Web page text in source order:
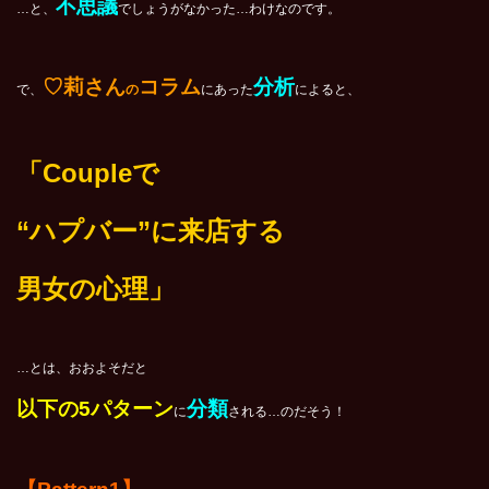
…と、 不思議でしょうがなかった…わけなのです。
で、 ♡莉さんのコラムにあった分析によると、
「Coupleで
“ハプバー”に来店する
男女の心理」
…とは、おおよそだと
以下の5パターンに分類される…のだそう！